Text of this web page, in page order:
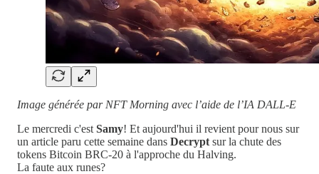
Image générée par NFT Morning avec l’aide de l’IA DALL-E
Le mercredi c'est Samy! Et aujourd'hui il revient pour nous sur
un article paru cette semaine dans Decrypt sur la chute des
tokens Bitcoin BRC-20 à l'approche du Halving.
La faute aux runes?